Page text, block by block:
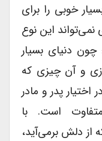
خوبی را برای
این نوع
دنیای بسیار
و آن چیزی که
پدر و مادر
است. با
دلش برمی‌آید،